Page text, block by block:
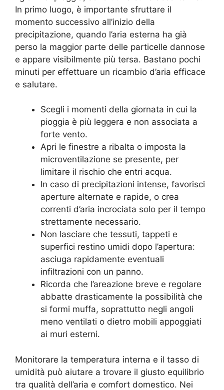
In primo luogo, è importante sfruttare il
momento successivo all’inizio della
precipitazione, quando l’aria esterna ha già
perso la maggior parte delle particelle dannose
e appare visibilmente più tersa. Bastano pochi
minuti per effettuare un ricambio d’aria efficace
e salutare.
Scegli i momenti della giornata in cui la
pioggia è più leggera e non associata a
forte vento.
Apri le finestre a ribalta o imposta la
microventilazione se presente, per
limitare il rischio che entri acqua.
In caso di precipitazioni intense, favorisci
aperture alternate e rapide, o crea
correnti d’aria incrociata solo per il tempo
strettamente necessario.
Non lasciare che tessuti, tappeti e
superfici restino umidi dopo l’apertura:
asciuga rapidamente eventuali
infiltrazioni con un panno.
Ricorda che l’areazione breve e regolare
abbatte drasticamente la possibilità che
si formi muffa, soprattutto negli angoli
meno ventilati o dietro mobili appoggiati
ai muri esterni.
Monitorare la temperatura interna e il tasso di
umidità può aiutare a trovare il giusto equilibrio
tra qualità dell’aria e comfort domestico. Nei